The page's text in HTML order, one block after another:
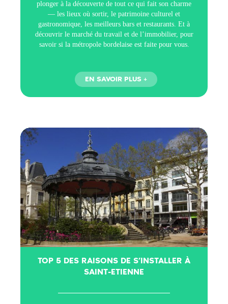
plonger à la découverte de tout ce qui fait son charme
— les lieux où sortir, le patrimoine culturel et
gastronomique, les meilleurs bars et restaurants. Et à
découvrir le marché du travail et de l’immobilier, pour
savoir si la métropole bordelaise est faite pour vous.
TOP 5 DES RAISONS DE S’INSTALLER À
SAINT-ETIENNE